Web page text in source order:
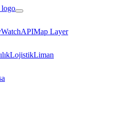
APIMap Layer
LojistikLiman